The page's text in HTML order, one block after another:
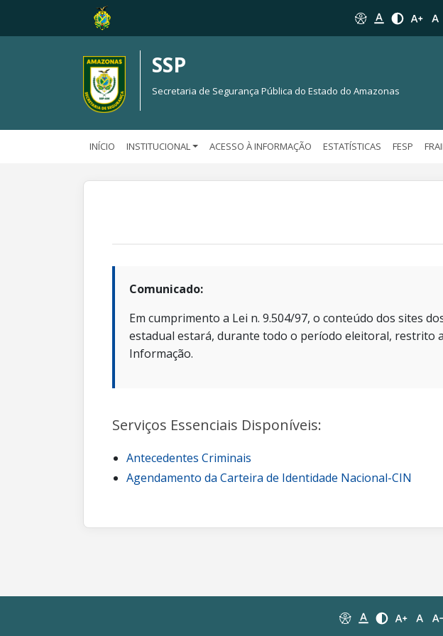
SSP
Secretaria de Segurança Pública do Estado do Amazonas
INÍCIO INSTITUCIONAL ACESSO À INFORMAÇÃO ESTATÍSTICAS FESP
Comunicado:
Em cumprimento a Lei n. 9.504/97, o conteúdo dos sites
estadual estará, durante todo o período eleitoral, restrito
Informação.
Serviços Essenciais Disponíveis:
Antecedentes Criminais
Agendamento da Carteira de Identidade Nacional-CIN